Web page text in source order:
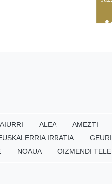
AIURRI ALEA AMEZTI
IRRATIA
NOAUA OIZMENDI